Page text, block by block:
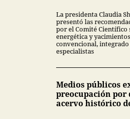
La presidenta Claudia
presentó las
por el Comité Científico
energética y
convencional,
especialistas
Medios públicos
preocupación por
acervo histórico